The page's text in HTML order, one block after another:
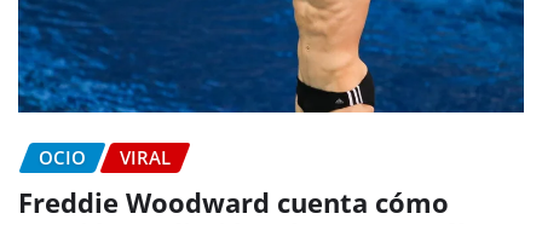
OCIO VIRAL
Freddie Woodward cuenta cómo